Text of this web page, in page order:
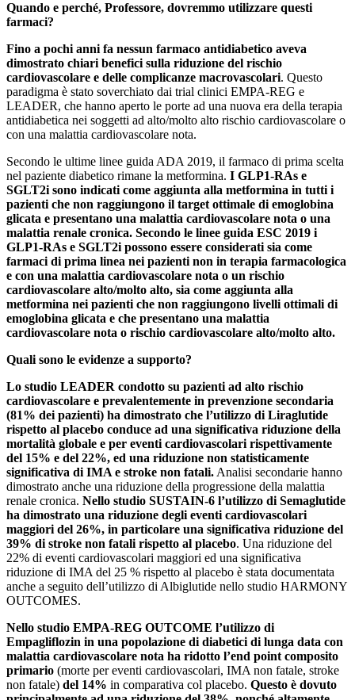
Quando e perché, Professore, dovremmo utilizzare questi
farmaci?
Fino a pochi anni fa nessun farmaco antidiabetico aveva
dimostrato chiari benefici sulla riduzione del rischio
cardiovascolare e delle complicanze macrovascolari. Questo
paradigma è stato soverchiato dai trial clinici EMPA-REG e
LEADER, che hanno aperto le porte ad una nuova era della terapia
antidiabetica nei soggetti ad alto/molto alto rischio cardiovascolare o
con una malattia cardiovascolare nota.
Secondo le ultime linee guida ADA 2019, il farmaco di prima scelta
nel paziente diabetico rimane la metformina. I GLP1-RAs e
SGLT2i sono indicati come aggiunta alla metformina in tutti i
pazienti che non raggiungono il target ottimale di emoglobina
glicata e presentano una malattia cardiovascolare nota o una
malattia renale cronica. Secondo le linee guida ESC 2019 i
GLP1-RAs e SGLT2i possono essere considerati sia come
farmaci di prima linea nei pazienti non in terapia farmacologica
e con una malattia cardiovascolare nota o un rischio
cardiovascolare alto/molto alto, sia come aggiunta alla
metformina nei pazienti che non raggiungono livelli ottimali di
emoglobina glicata e che presentano una malattia
cardiovascolare nota o rischio cardiovascolare alto/molto alto.
Quali sono le evidenze a supporto?
Lo studio LEADER condotto su pazienti ad alto rischio
cardiovascolare e prevalentemente in prevenzione secondaria
(81% dei pazienti) ha dimostrato che l’utilizzo di Liraglutide
rispetto al placebo conduce ad una significativa riduzione della
mortalità globale e per eventi cardiovascolari rispettivamente
del 15% e del 22%, ed una riduzione non statisticamente
significativa di IMA e stroke non fatali. Analisi secondarie hanno
dimostrato anche una riduzione della progressione della malattia
renale cronica. Nello studio SUSTAIN-6 l’utilizzo di Semaglutide
ha dimostrato una riduzione degli eventi cardiovascolari
maggiori del 26%, in particolare una significativa riduzione del
39% di stroke non fatali rispetto al placebo. Una riduzione del
22% di eventi cardiovascolari maggiori ed una significativa
riduzione di IMA del 25 % rispetto al placebo è stata documentata
anche a seguito dell’utilizzo di Albiglutide nello studio HARMONY
OUTCOMES.
Nello studio EMPA-REG OUTCOME l’utilizzo di
Empagliflozin in una popolazione di diabetici di lunga data con
malattia cardiovascolare nota ha ridotto l’end point composito
primario (morte per eventi cardiovascolari, IMA non fatale, stroke
non fatale) del 14% in comparativa col placebo. Questo è dovuto